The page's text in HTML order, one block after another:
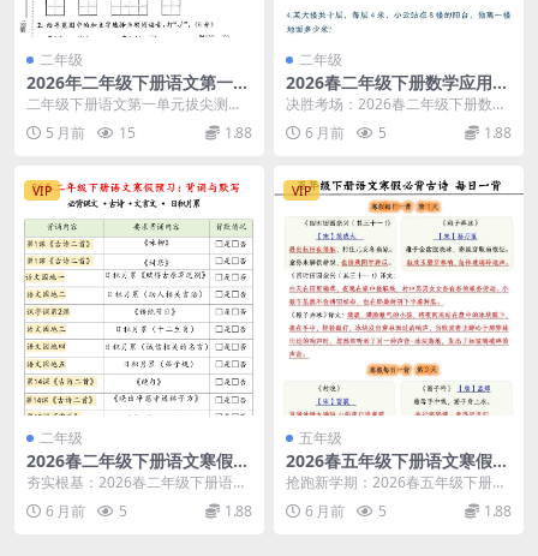
二年级
2026年二年级下册语文第一单
元拔尖测试卷电子版：同步提
二年级下册语文第一单元拔尖测试
卷，助力孩子掌握开学重点 进入二
年级下学期，第一单...
5 月前 15 1.88
二年级
2026春二年级下册数学应用题
专项训练50道同步提优强化电
决胜考场：2026春二年级下册数学
应用题专项训练50道核心解析 大家
好，我是学科...
6 月前 5 1.88
VIP
二年级
2026春二年级下册语文寒假预
习背诵与默写专项：必背课文
古诗及日积月累9页修订版资
料
夯实根基：2026春二年级下册语文
寒假预习背诵与默写核心解析 大家
好，我是学科星...
6 月前 5 1.88
VIP
五年级
2026春五年级下册语文寒假预
习每日一背古诗专项同步必背
抢跑新学期：2026春五年级下册语
文寒假预习每日一背古诗精华解析
大家好，我是学...
6 月前 5 1.88